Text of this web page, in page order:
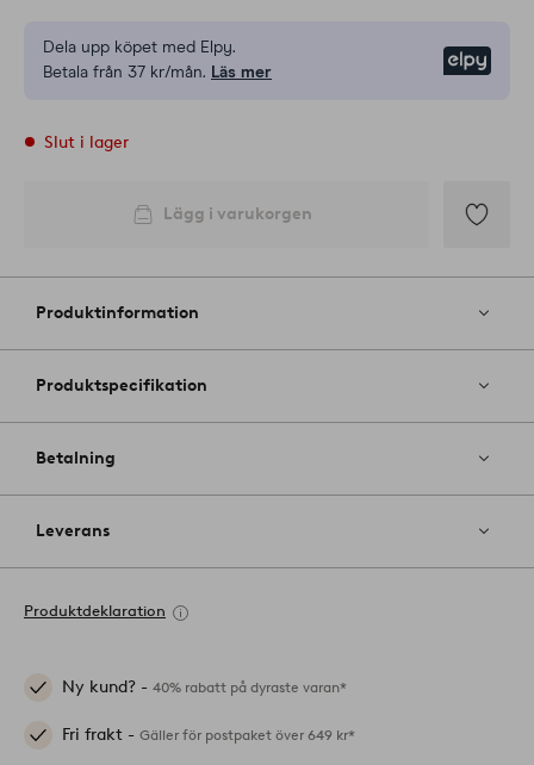
Dela upp köpet med Elpy.
Betala från 37 kr/mån. Läs mer
Slut i lager
Lägg i varukorgen
till
favoriter
Produktinformation
Produktspecifikation
Betalning
Leverans
Produktdeklaration
Ny kund? - 40% rabatt på dyraste varan*
Fri frakt - Gäller för postpaket över 649 kr*